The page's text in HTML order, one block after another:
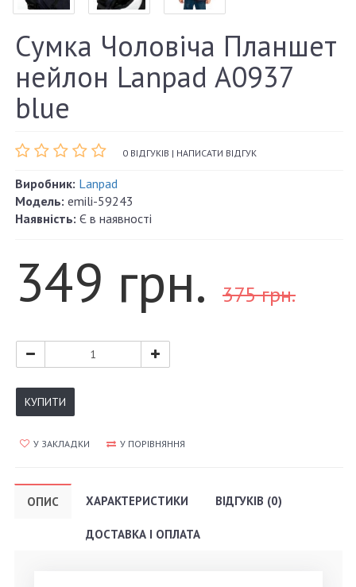
Сумка Чоловіча Планшет
нейлон Lanpad A0937
blue
0 ВІДГУКІВ | НАПИСАТИ ВІДГУК
Виробник: Lanpad
Модель: emili-59243
Наявність: Є в наявності
349 грн. 375 грн.
КУПИТИ
У ЗАКЛАДКИ У ПОРІВНЯННЯ
ОПИС ХАРАКТЕРИСТИКИ ВІДГУКІВ (0)
ДОСТАВКА І ОПЛАТА